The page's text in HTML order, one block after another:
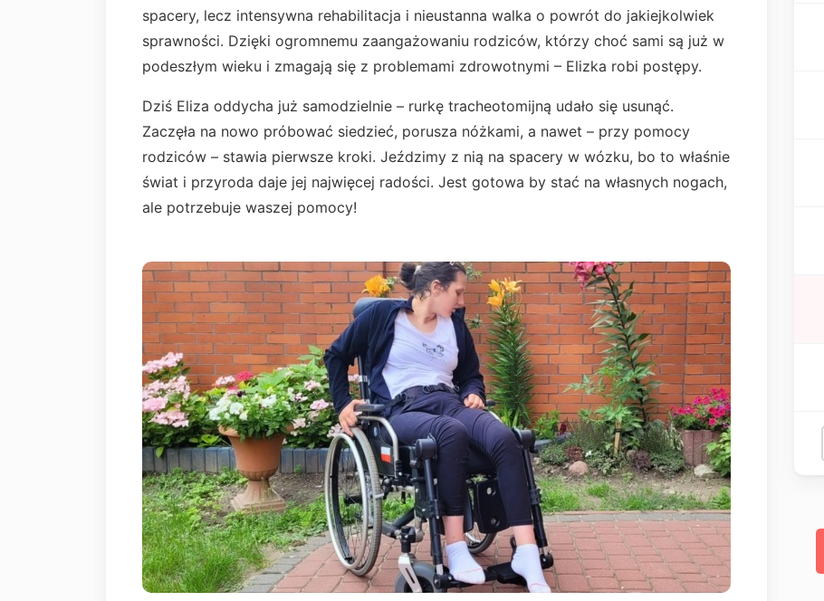
spacery, lecz intensywna rehabilitacja i nieustanna walka o powrót do jakiejkolwiek
sprawności. Dzięki ogromnemu zaangażowaniu rodziców, którzy choć sami są już w
podeszłym wieku i zmagają się z problemami zdrowotnymi – Elizka robi postępy.
Dziś Eliza oddycha już samodzielnie – rurkę tracheotomijną udało się usunąć.
Zaczęła na nowo próbować siedzieć, porusza nóżkami, a nawet – przy pomocy
rodziców – stawia pierwsze kroki. Jeździmy z nią na spacery w wózku, bo to właśnie
świat i przyroda daje jej najwięcej radości. Jest gotowa by stać na własnych nogach,
ale potrzebuje waszej pomocy!